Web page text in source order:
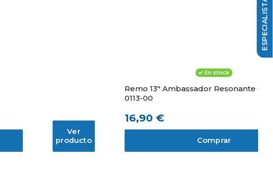
Ver
producto
En stock
Remo 13" Ambassador Resonante
0113-00
16,90 €
Comprar